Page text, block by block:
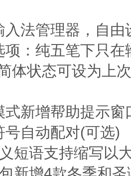
管理器，自由
纯五笔下只在
体状态可设为上
新增帮助提示窗
自动配对(可选)
语支持缩写以